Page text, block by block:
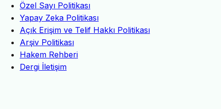
Özel Sayı Politikası
Yapay Zeka Politikası
Açık Erişim ve Telif Hakkı Politikası
Arşiv Politikası
Hakem Rehberi
Dergi İletişim